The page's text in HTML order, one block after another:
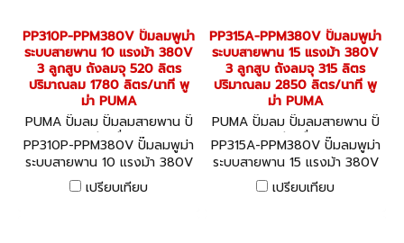
PP310P-PPM380V ปั๊มลมพูม่า
ระบบสายพาน 10 แรงม้า 380V
3 ลูกสูบ ถังลมจุ 520 ลิตร
ปริมาณลม 1780 ลิตร/นาที พู
ม่า PUMA
PUMA ปั๊มลม ปั๊มลมสายพาน ปั๊
มลมออยล์ฟรี เครื่องอัดลม PP
310P-PPM380V
PP310P-PPM380V ปั๊มลมพูม่า
ระบบสายพาน 10 แรงม้า 380V
3 ลูกสูบ ถังลมจุ 520 ลิตร
ปริมาณลม 1780 ลิตร/นาที พู
เปรียบเทียบ
PP315A-PPM380V ปั๊มลมพูม่า
ระบบสายพาน 15 แรงม้า 380V
3 ลูกสูบ ถังลมจุ 315 ลิตร
ปริมาณลม 2850 ลิตร/นาที พู
ม่า PUMA
PUMA ปั๊มลม ปั๊มลมสายพาน ปั๊
มลมออยล์ฟรี เครื่องอัดลม PP
315A-PPM380V
PP315A-PPM380V ปั๊มลมพูม่า
ระบบสายพาน 15 แรงม้า 380V
3 ลูกสูบ ถังลมจุ 315 ลิตร
ปริมาณลม 2850 ลิตร/นาที พู
เปรียบเทียบ